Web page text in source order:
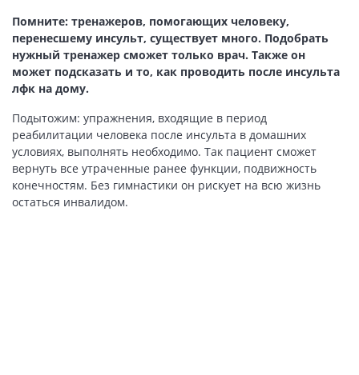
Помните: тренажеров, помогающих человеку,
перенесшему инсульт, существует много. Подобрать
нужный тренажер сможет только врач. Также он
может подсказать и то, как проводить после инсульта
лфк на дому.
Подытожим: упражнения, входящие в период
реабилитации человека после инсульта в домашних
условиях, выполнять необходимо. Так пациент сможет
вернуть все утраченные ранее функции, подвижность
конечностям. Без гимнастики он рискует на всю жизнь
остаться инвалидом.